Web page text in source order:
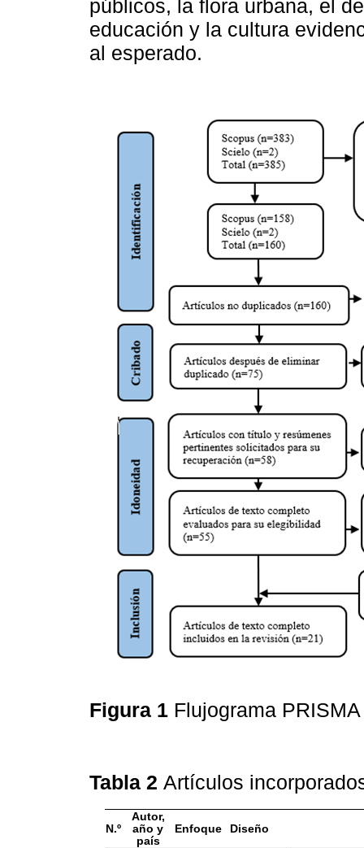
públicos, la flora urbana, el
educación y la cultura
al esperado.
Figura 1 Flujograma
Tabla 2 Artículos
N.º
Autor,
año y
país
Enfoque Diseño